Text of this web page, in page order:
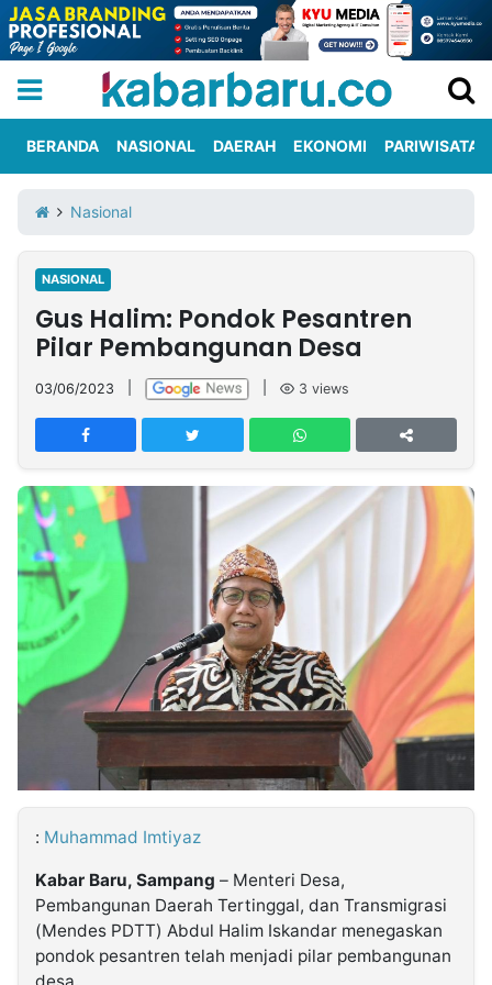
Iklan
Berita
Kami
Nasional
International
Olahraga
Entertainment
Daerah
Pariwisata
Kuliner
Kolom
Network
PT
TREETAN
MULTIMEDIA
INDONESIA
Partner
Insight
NTB
Suara
Time
Lens
IDN
Daily
Jogja
Jalan
Rakyat
Idealita
News
Kita
Notice
Dinamikapost.com
Radar
Baru
Seedbacklink
BERANDA NASIONAL DAERAH EKONOMI PARIWISATA
Nasional
NASIONAL
Gus Halim: Pondok Pesantren
Pilar Pembangunan Desa
03/06/2023 3 views
: Muhammad Imtiyaz
Kabar Baru, Sampang – Menteri Desa,
Pembangunan Daerah Tertinggal, dan Transmigrasi
(Mendes PDTT) Abdul Halim Iskandar menegaskan
pondok pesantren telah menjadi pilar pembangunan